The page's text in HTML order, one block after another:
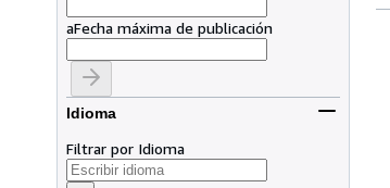
aFecha máxima de publicación
Idioma
Filtrar por Idioma